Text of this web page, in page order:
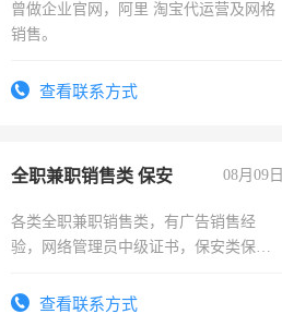
曾做企业官网，阿里 淘宝代运营及网格
销售。
查看联系方式
全职兼职销售类 保安 08月09日
各类全职兼职销售类，有广告销售经
验，网络管理员中级证书，保安类保安
有高低压电工证和十几年工作经验
查看联系方式